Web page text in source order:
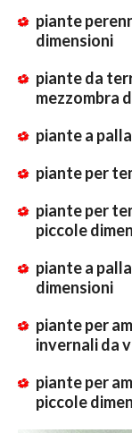
piante
dimensioni
piante da
mezzombra
piante a
piante per
piante per
piccole
piante a
dimensioni
piante per
invernali da
piante per
piccole